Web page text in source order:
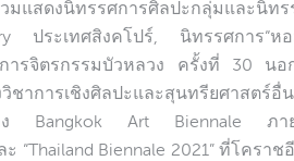
แสดงนิทรรศการศิลปะกลุ่มและนิทร
ประเทศสิงคโปร์, นิทรรศการ“หอ
ารจิตรกรรมบัวหลวง ครั้งที่ 30 นอ
ชาการเชิงศิลปะและสุนทรียศาสตร์
อย่าง Bangkok Art Biennale ภา
“Thailand Biennale 2021” ที่โคราช